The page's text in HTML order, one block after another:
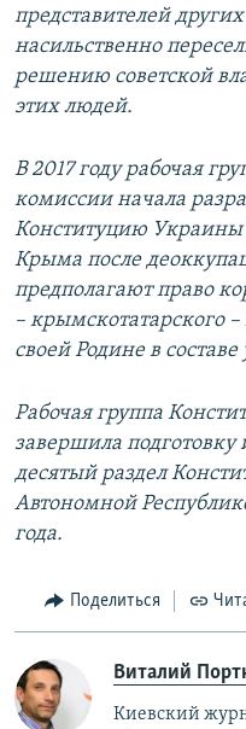
представителей
насильственно
решению советской
этих людей.
В 2017 году рабочая
комиссии начала
Конституцию Украины
Крыма после
предполагают право
– крымскотатарского
своей Родине в
Рабочая группа
завершила
десятый раздел
Автономной
года.
Поделиться
Виталий
Киевский